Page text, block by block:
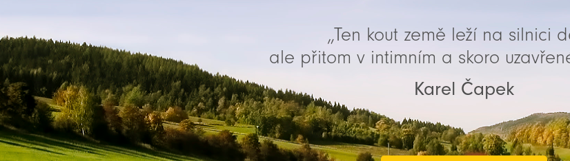
„Ten kout země leží na silnici
ale přitom v intimním a skoro
Karel Čapek